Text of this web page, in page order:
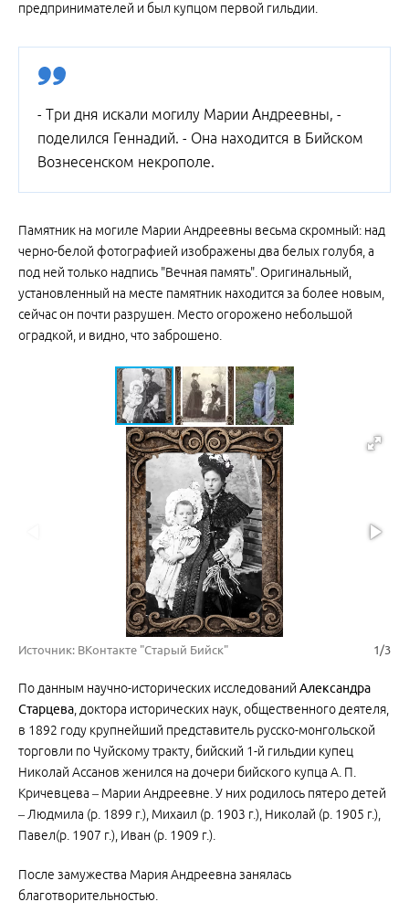
предпринимателей и был купцом первой гильдии.
- Три дня искали могилу Марии Андреевны, -
поделился Геннадий. - Она находится в Бийском
Вознесенском некрополе.
Памятник на могиле Марии Андреевны весьма скромный: над
черно-белой фотографией изображены два белых голубя, а
под ней только надпись "Вечная память". Оригинальный,
установленный на месте памятник находится за более новым,
сейчас он почти разрушен. Место огорожено небольшой
оградкой, и видно, что заброшено.
1/3
Источник: ВКонтакте "Старый Бийск"
По данным научно-исторических исследований Александра
Старцева, доктора исторических наук, общественного деятеля,
в 1892 году крупнейший представитель русско-монгольской
торговли по Чуйскому тракту, бийский 1-й гильдии купец
Николай Ассанов женился на дочери бийского купца А. П.
Кричевцева – Марии Андреевне. У них родилось пятеро детей
– Людмила (р. 1899 г.), Михаил (р. 1903 г.), Николай (р. 1905 г.),
Павел(р. 1907 г.), Иван (р. 1909 г.).
После замужества Мария Андреевна занялась
благотворительностью.